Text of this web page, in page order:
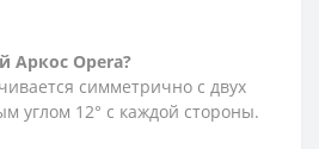
Аркос Opera?
симметрично с двух
углом 12° с каждой стороны.